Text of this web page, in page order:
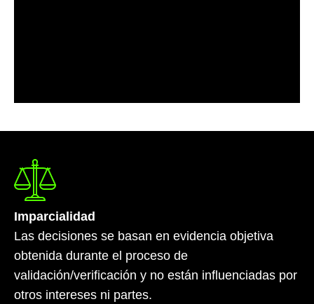
Imparcialidad
Las decisiones se basan en evidencia objetiva
obtenida durante el proceso de
validación/verificación y no están influenciadas por
otros intereses ni partes.